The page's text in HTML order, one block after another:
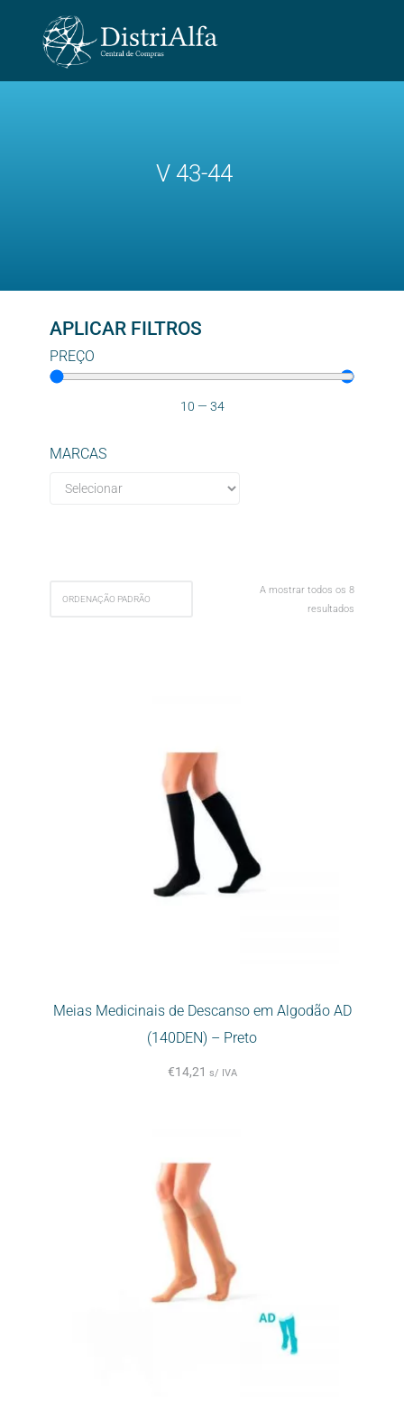
V 43-44
APLICAR FILTROS
PREÇO
10 — 34
MARCAS
A mostrar todos os 8
resultados
Meias Medicinais de Descanso em Algodão AD
(140DEN) – Preto
€14,21 s/ IVA